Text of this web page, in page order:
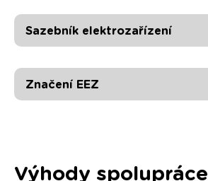
Sazebník elektrozařízení
Značení EEZ
Výhody spolupráce